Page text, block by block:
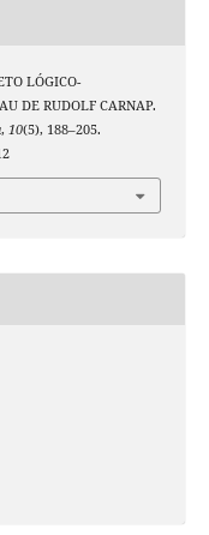
LÓGICO-
DE RUDOLF CARNAP.
, 10(5), 188–205.